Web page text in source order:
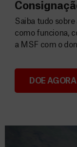
Saiba tudo sobre
como funciona,
a MSF com o
DOE AGORA